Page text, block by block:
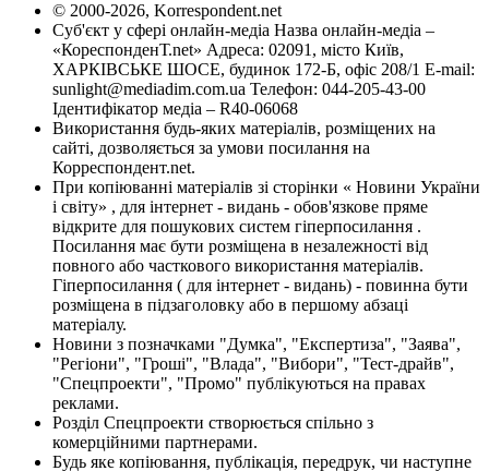
© 2000-2026, Korrespondent.net
Суб'єкт у сфері онлайн-медіа Назва онлайн-медіа –
«КореспонденТ.net» Адреса: 02091, місто Київ,
ХАРКІВСЬКЕ ШОСЕ, будинок 172-Б, офіс 208/1 E-mail:
sunlight@mediadim.com.ua Телефон: 044-205-43-00
Ідентифікатор медіа – R40-06068
Використання будь-яких матеріалів, розміщених на
сайті, дозволяється за умови посилання на
Корреспондент.net.
При копіюванні матеріалів зі сторінки « Новини України
і світу» , для інтернет - видань - обов'язкове пряме
відкрите для пошукових систем гіперпосилання .
Посилання має бути розміщена в незалежності від
повного або часткового використання матеріалів.
Гіперпосилання ( для інтернет - видань) - повинна бути
розміщена в підзаголовку або в першому абзаці
матеріалу.
Новини з позначками "Думка", "Експертиза", "Заява",
"Регіони", "Гроші", "Влада", "Вибори", "Тест-драйв",
"Спецпроекти", "Промо" публікуються на правах
реклами.
Розділ Спецпроекти створюється спільно з
комерційними партнерами.
Будь яке копіювання, публікація, передрук, чи наступне